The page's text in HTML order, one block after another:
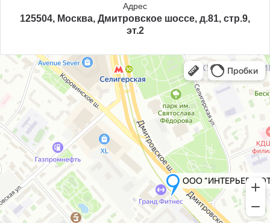
Адрес
125504, Москва, Дмитровское шоссе, д.81, стр.9,
эт.2